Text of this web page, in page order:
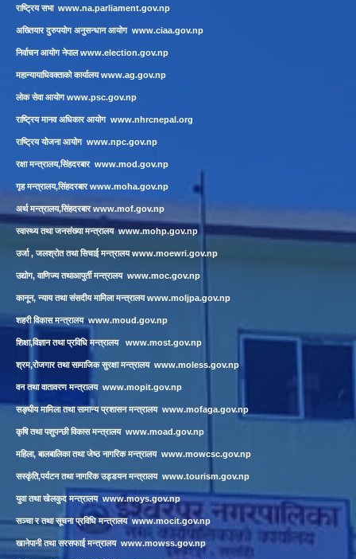
राष्ट्रिय सभा www.na.parliament.gov.np
अख्तियार दुरुपयोग अनुसन्धान आयोग www.ciaa.gov.np
निर्वाचन आयोग नेपालwww.election.gov.np
महान्यायाधिवक्ताको कार्यालयwww.ag.gov.np
लाेक सेवा आयाेगwww.psc.gov.np
राष्ट्रिय मानव अधिकार आयोग www.nhrcnepal.org
राष्ट्रिय योजना आयोग www.npc.gov.np
रक्षा मन्त्रालय,सिंहदरबार www.mod.gov.np
गृह मन्त्रालय,सिंहदरबारwww.moha.gov.np
अर्थ मन्त्रालय,सिंहदरबारwww.mof.gov.np
स्वास्थ्य तथा जनसंख्या मन्त्रालयwww.mohp.gov.np
उर्जा , जलश्रोत तथा सिचाई मन्त्रालयwww.moewri.gov.np
उद्योग, वाणिज्य तथाआपुर्ती मन्त्रालय www.moc.gov.np
कानून, न्याय तथा संसदीय मामिला मन्त्रालयwww.moljpa.gov.np
शहरी विकास मन्त्रालयwww.moud.gov.np
शिक्षा,विज्ञान तथा प्रविधि मन्त्रालय www.most.gov.np
श्रम,रोजगार तथा सामाजिक सुरक्षा मन्त्रालय www.moless.gov.np
वन तथा वातावरण मन्त्रालय www.mopit.gov.np
सङ्घीय मामिला तथा सामान्य प्रशासन मन्त्रालय www.mofaga.gov.np
कृषि तथा पशुपन्छी विकास मन्त्रालय www.moad.gov.np
महिला, बालबालिका तथा जेष्ठ नागरिक मन्त्रालय www.mowcsc.gov.np
सस्कृंति,पर्यटन तथा नागरिक उड्डयन मन्त्रालय www.tourism.gov.np
युवा तथा खेलकुद मन्त्रालय www.moys.gov.np
सञ्चा र तथा सूचना प्रविधि मन्त्रालय www.mocit.gov.np
खानेपानी तथा सरसफाई मन्त्रालय www.mowss.gov.np